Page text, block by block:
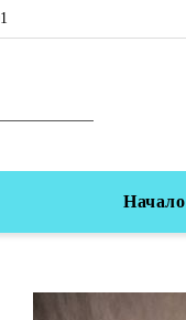
Начало